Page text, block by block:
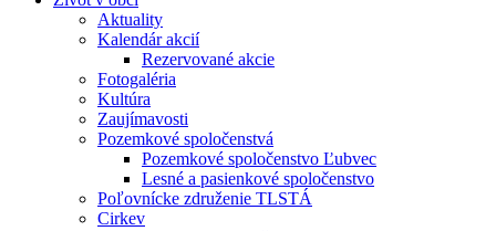
Aktuality
Kalendár akcií
Rezervované akcie
Fotogaléria
Kultúra
Zaujímavosti
Pozemkové spoločenstvá
Pozemkové spoločenstvo Ľubvec
Lesné a pasienkové spoločenstvo
Poľovnícke združenie TLSTÁ
Cirkev